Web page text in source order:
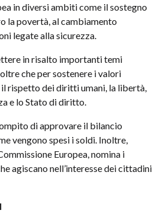
in diversi ambiti come il sostegno
la povertà, al cambiamento
legate alla sicurezza.
in risalto importanti temi
che per sostenere i valori
il rispetto dei diritti umani, la libertà,
e lo Stato di diritto.
di approvare il bilancio
vengono spesi i soldi. Inoltre,
Europea, nomina i
agiscano nell’interesse dei cittadini